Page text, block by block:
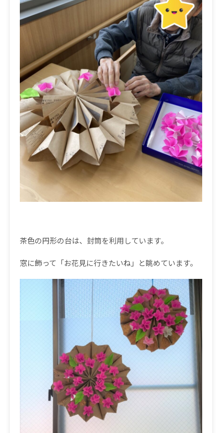
茶色の円形の台は、封筒を利用しています。
窓に飾って「お花見に行きたいね」と眺めています。